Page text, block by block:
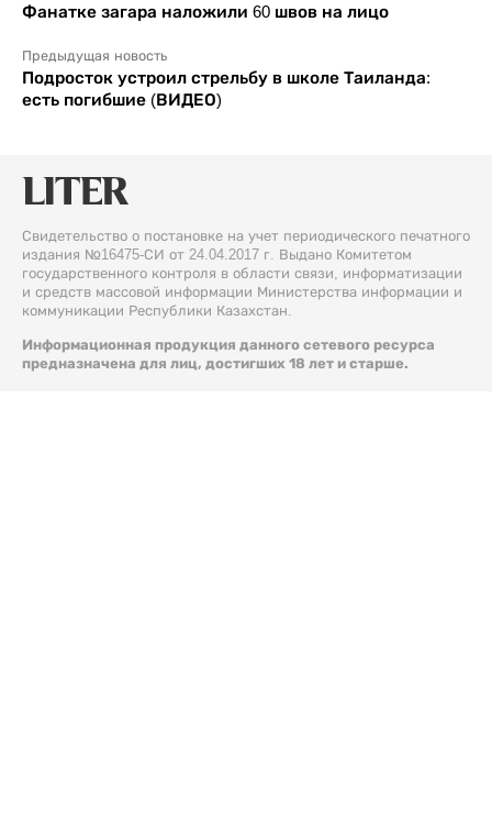
Фанатке загара наложили 60 швов на лицо
Предыдущая новость
Подросток устроил стрельбу в школе Таиланда:
есть погибшие (ВИДЕО)
Свидетельство о постановке на учет периодического печатного
издания №16475-СИ от 24.04.2017 г. Выдано Комитетом
государственного контроля в области связи, информатизации
и средств массовой информации Министерства информации и
коммуникации Республики Казахстан.
Информационная продукция данного сетевого ресурса
предназначена для лиц, достигших 18 лет и старше.